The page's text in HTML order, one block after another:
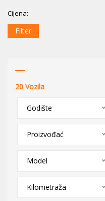
Cijena:
Filter
20 Vozila
Godište
Proizvođać
Model
Kilometraža